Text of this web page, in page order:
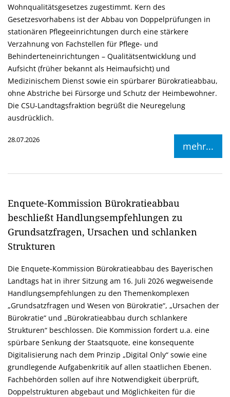
Wohnqualitätsgesetzes zugestimmt. Kern des
Gesetzesvorhabens ist der Abbau von Doppelprüfungen in
stationären Pflegeeinrichtungen durch eine stärkere
Verzahnung von Fachstellen für Pflege- und
Behinderteneinrichtungen – Qualitätsentwicklung und
Aufsicht (früher bekannt als Heimaufsicht) und
Medizinischem Dienst sowie ein spürbarer Bürokratieabbau,
ohne Abstriche bei Fürsorge und Schutz der Heimbewohner.
Die CSU-Landtagsfraktion begrüßt die Neuregelung
ausdrücklich.
28.07.2026
mehr...
Enquete-Kommission Bürokratieabbau
beschließt Handlungsempfehlungen zu
Grundsatzfragen, Ursachen und schlanken
Strukturen
Die Enquete-Kommission Bürokratieabbau des Bayerischen
Landtags hat in ihrer Sitzung am 16. Juli 2026 wegweisende
Handlungsempfehlungen zu den Themenkomplexen
Grundsatzfragen und Wesen von Bürokratie“, „Ursachen der
Bürokratie“ und „Bürokratieabbau durch schlankere
Strukturen“ beschlossen. Die Kommission fordert u.a. eine
spürbare Senkung der Staatsquote, eine konsequente
Digitalisierung nach dem Prinzip „Digital Only“ sowie eine
grundlegende Aufgabenkritik auf allen staatlichen Ebenen.
Fachbehörden sollen auf ihre Notwendigkeit überprüft,
Doppelstrukturen abgebaut und Möglichkeiten für die